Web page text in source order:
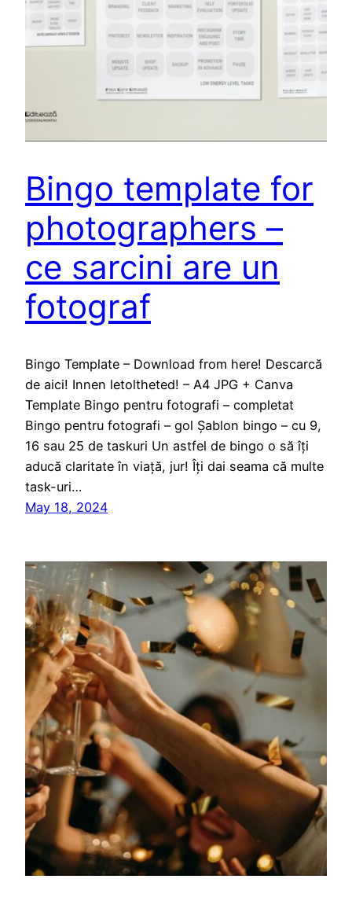
Bingo template for
photographers –
ce sarcini are un
fotograf
Bingo Template – Download from here! Descarcă
de aici! Innen letoltheted! – A4 JPG + Canva
Template Bingo pentru fotografi – completat
Bingo pentru fotografi – gol Șablon bingo – cu 9,
16 sau 25 de taskuri Un astfel de bingo o să îți
aducă claritate în viață, jur! Îți dai seama că multe
task-uri…
May 18, 2024